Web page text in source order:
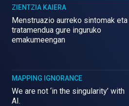
ZIENTZIA KAIERA
Menstruazio aurreko sintomak eta
tratamendua gure inguruko
emakumeengan
MAPPING IGNORANCE
We are not ‘in the singularity’ with
AI.